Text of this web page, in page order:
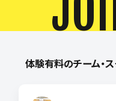
体験有料のチーム・